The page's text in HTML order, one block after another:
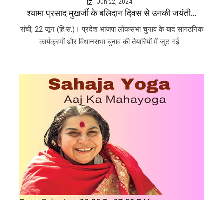
Jun 22, 2024
श्यामा प्रसाद मुखर्जी के बलिदान दिवस से उनकी जयंती...
रांची, 22 जून (हि.स.)। प्रदेश भाजपा लोकसभा चुनाव के बाद सांगठनिक
कार्यक्रमों और विधानसभा चुनाव की तैयारियों में जुट गई...